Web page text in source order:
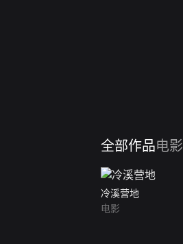
全部作品电影
冷溪营地
电影